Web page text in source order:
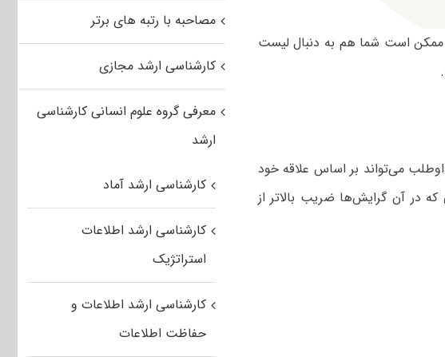
ممکن است شما هم به دنبال لیست
می‌تواند بر اساس علاقه خود
در آن گرایش‌ها ضریب بالاتر از
مصاحبه با رتبه های برتر
کارشناسی ارشد مجازی
معرفی گروه علوم انسانی کارشناسی
ارشد
کارشناسی ارشد آماد
کارشناسی ارشد اطلاعات
استراتژیک
کارشناسی ارشد اطلاعات و
حفاظت اطلاعات